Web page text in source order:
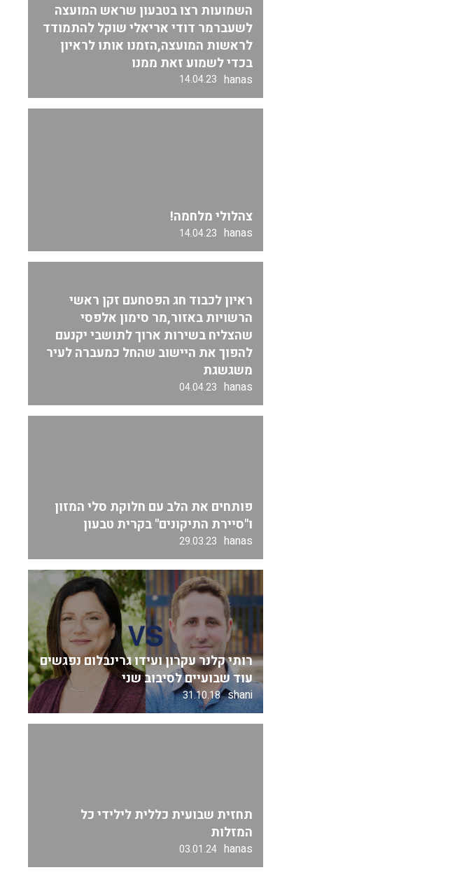
השמועות רצו בטבעון שראש המועצה
לשעברמר דודי אריאלי שוקל להתמודד
לראשות המועצה,הזמנו אותו לראיון
בכדי לשמוע זאת ממנו
hanas
14.04.23
צהלולי מלחמה!
hanas
14.04.23
ראיון לכבוד חג הפסחעם זקן ראשי
הרשויות באזור,מר סימון אלפסי
שהצליח בשירות ארוך לתושבי יקנעם
להפוך את היישוב שהחל כמעברה לעיר
משגשגת
hanas
04.04.23
פותחים את הלב עם חלוקת סלי המזון
ו"סיירת התיקונים" בקרית טבעון
hanas
29.03.23
רותי קלנר עקרון ועידו גרינבלום נפגשים
עוד שבועיים לסיבוב שני
shani
31.10.18
תחזית שבועית כללית לילידי כל
המזלות
hanas
03.01.24